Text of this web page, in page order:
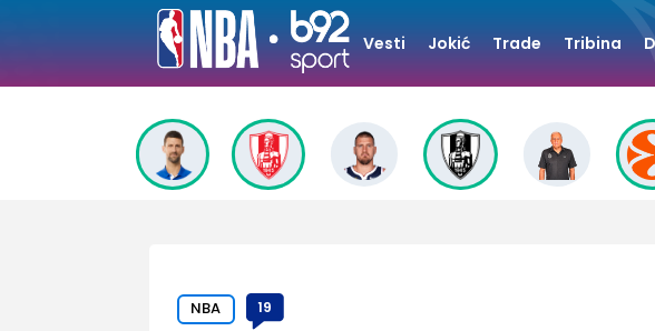
Vesti Jokić Trade Tribina
NBA 19